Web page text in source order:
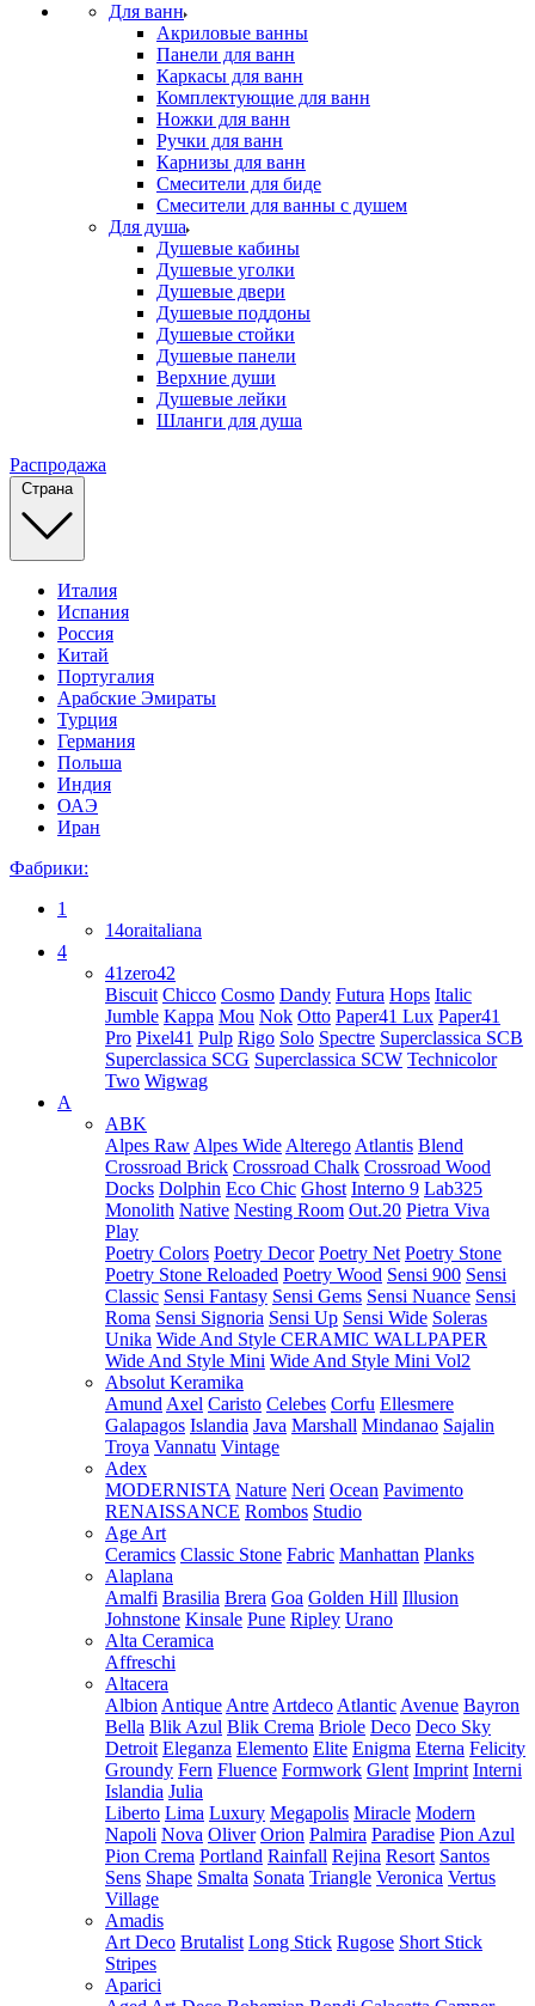
Для ванн
Акриловые ванны
Панели для ванн
Каркасы для ванн
Комплектующие для ванн
Ножки для ванн
Ручки для ванн
Карнизы для ванн
Смесители для биде
Смесители для ванны с душем
Для душа
Душевые кабины
Душевые уголки
Душевые двери
Душевые поддоны
Душевые стойки
Душевые панели
Верхние души
Душевые лейки
Шланги для душа
Распродажа
Страна
Италия
Испания
Россия
Китай
Португалия
Арабские Эмираты
Турция
Германия
Польша
Индия
ОАЭ
Иран
Фабрики:
1
14oraitaliana
4
41zero42
Biscuit Chicco Cosmo Dandy Futura Hops Italic
Jumble Kappa Mou Nok Otto Paper41 Lux Paper41
Pro Pixel41 Pulp Rigo Solo Spectre Superclassica SCB
Superclassica SCG Superclassica SCW Technicolor
Two Wigwag
A
ABK
Alpes Raw Alpes Wide Alterego Atlantis Blend
Crossroad Brick Crossroad Chalk Crossroad Wood
Docks Dolphin Eco Chic Ghost Interno 9 Lab325
Monolith Native Nesting Room Out.20 Pietra Viva
Play
Poetry Colors Poetry Decor Poetry Net Poetry Stone
Poetry Stone Reloaded Poetry Wood Sensi 900 Sensi
Classic Sensi Fantasy Sensi Gems Sensi Nuance Sensi
Roma Sensi Signoria Sensi Up Sensi Wide Soleras
Unika Wide And Style CERAMIC WALLPAPER
Wide And Style Mini Wide And Style Mini Vol2
Absolut Keramika
Amund Axel Caristo Celebes Corfu Ellesmere
Galapagos Islandia Java Marshall Mindanao Sajalin
Troya Vannatu Vintage
Adex
MODERNISTA Nature Neri Ocean Pavimento
RENAISSANCE Rombos Studio
Age Art
Ceramics Classic Stone Fabric Manhattan Planks
Alaplana
Amalfi Brasilia Brera Goa Golden Hill Illusion
Johnstone Kinsale Pune Ripley Urano
Alta Ceramica
Affreschi
Altacera
Albion Antique Antre Artdeco Atlantic Avenue Bayron
Bella Blik Azul Blik Crema Briole Deco Deco Sky
Detroit Eleganza Elemento Elite Enigma Eterna Felicity
Groundy Fern Fluence Formwork Glent Imprint Interni
Islandia Julia
Liberto Lima Luxury Megapolis Miracle Modern
Napoli Nova Oliver Orion Palmira Paradise Pion Azul
Pion Crema Portland Rainfall Rejina Resort Santos
Sens Shape Smalta Sonata Triangle Veronica Vertus
Village
Amadis
Art Deco Brutalist Long Stick Rugose Short Stick
Stripes
Aparici